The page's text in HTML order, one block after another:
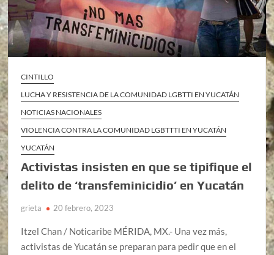
CINTILLO
LUCHA Y RESISTENCIA DE LA COMUNIDAD LGBTTI EN YUCATÁN
NOTICIAS NACIONALES
VIOLENCIA CONTRA LA COMUNIDAD LGBTTTI EN YUCATÁN
YUCATÁN
Activistas insisten en que se tipifique el
delito de ‘transfeminicidio’ en Yucatán
grieta 20 febrero, 2023
Itzel Chan / Noticaribe MÉRIDA, MX.- Una vez más,
activistas de Yucatán se preparan para pedir que en el